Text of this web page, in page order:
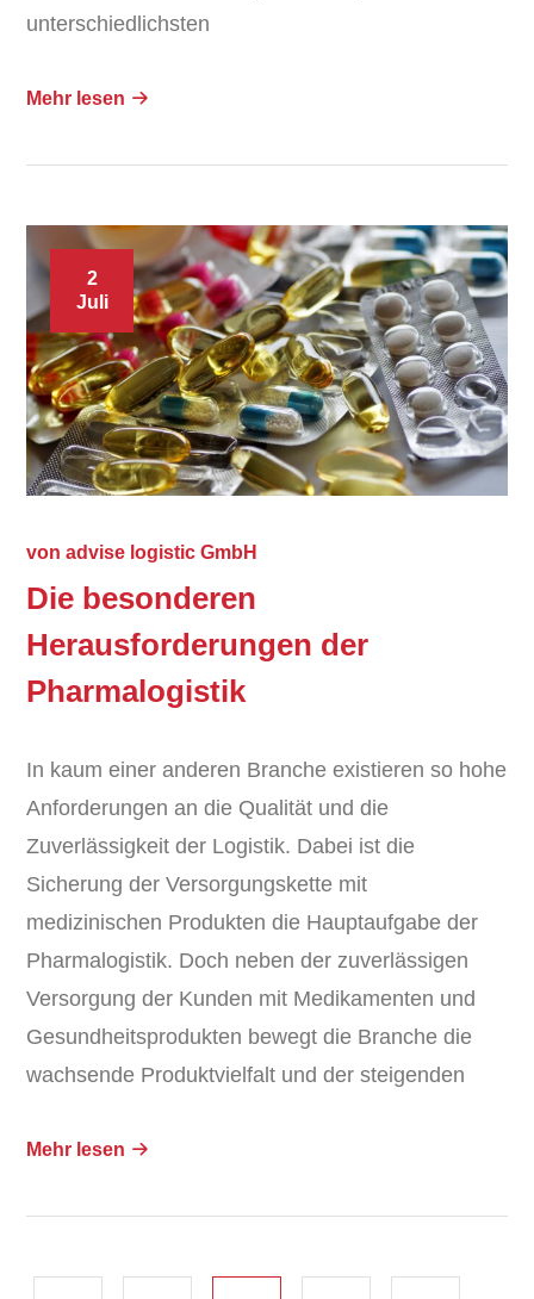
unterschiedlichsten
Mehr lesen
2
Juli
vonadvise logistic GmbH
Die besonderen
Herausforderungen der
Pharmalogistik
In kaum einer anderen Branche existieren so hohe
Anforderungen an die Qualität und die
Zuverlässigkeit der Logistik. Dabei ist die
Sicherung der Versorgungskette mit
medizinischen Produkten die Hauptaufgabe der
Pharmalogistik. Doch neben der zuverlässigen
Versorgung der Kunden mit Medikamenten und
Gesundheitsprodukten bewegt die Branche die
wachsende Produktvielfalt und der steigenden
Mehr lesen